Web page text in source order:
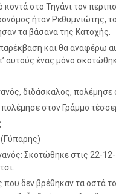
κοντά στο Τηγάνι τον
ήταν Ρεθυμνιώτης,
τα βάσανα της Κατοχής.
και θα αναφέρω
αυτούς ένας μόνο
διδάσκαλος, πολέμησε
πολέμησε στον Γράμμο
Σκοτώθηκε στις 22-
δεν βρέθηκαν τα οστά